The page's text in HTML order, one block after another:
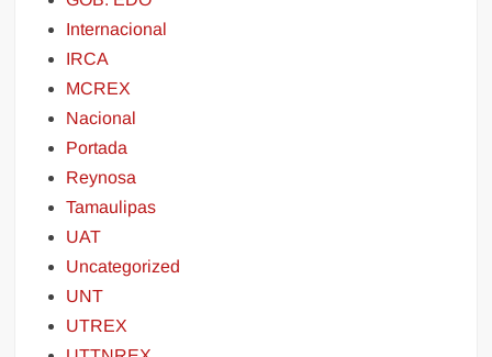
Internacional
IRCA
MCREX
Nacional
Portada
Reynosa
Tamaulipas
UAT
Uncategorized
UNT
UTREX